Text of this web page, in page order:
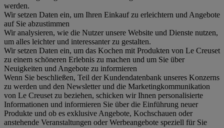
werden.
Wir setzen Daten ein, um Ihren Einkauf zu erleichtern und Angebote
auf Sie abzustimmen
Wir analysieren, wie die Nutzer unsere Website und Dienste nutzen,
um alles leichter und interessanter zu gestalten.
Wir setzen Daten ein, um das Kochen mit Produkten von Le Creuset
zu einem schöneren Erlebnis zu machen und um Sie über
Neuigkeiten und Angebote zu informieren
Wenn Sie beschließen, Teil der Kundendatenbank unseres Konzerns
zu werden und den Newsletter und die Marketingkommunikation
von Le Creuset zu beziehen, schicken wir Ihnen personalisierte
Informationen und informieren Sie über die Einführung neuer
Produkte und ob es exklusive Angebote, Kochschauen oder
anstehende Veranstaltungen oder Werbeangebote speziell für Sie